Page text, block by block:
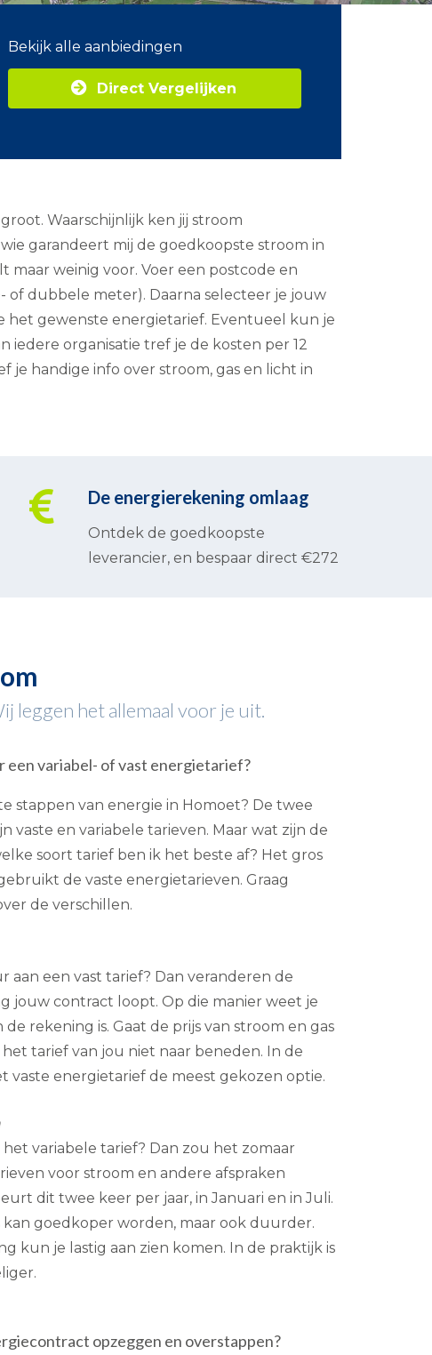
Bekijk alle aanbiedingen
Direct Vergelijken
Waarschijnlijk ken jij stroom
garandeert mij de goedkoopste stroom in
maar weinig voor. Voer een postcode en
dubbele meter). Daarna selecteer je jouw
het gewenste energietarief. Eventueel kun je
organisatie tref je de kosten per 12
handige info over stroom, gas en licht in
De energierekening omlaag
Ontdek de goedkoopste
leverancier, en bespaar direct €272
leggen het allemaal voor je uit.
een variabel- of vast energietarief?
stappen van energie in Homoet? De twee
vaste en variabele tarieven. Maar wat zijn de
soort tarief ben ik het beste af? Het gros
de vaste energietarieven. Graag
de verschillen.
aan een vast tarief? Dan veranderen de
jouw contract loopt. Op die manier weet je
rekening is. Gaat de prijs van stroom en gas
tarief van jou niet naar beneden. In de
vaste energietarief de meest gekozen optie.
variabele tarief? Dan zou het zomaar
voor stroom en andere afspraken
dit twee keer per jaar, in Januari en in Juli.
kan goedkoper worden, maar ook duurder.
kun je lastig aan zien komen. In de praktijk is
opzeggen en overstappen?